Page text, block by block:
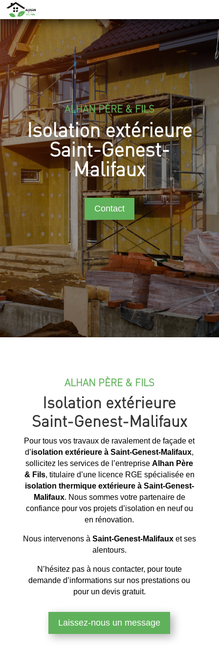
ALHAN PÈRE & FILS
Isolation extérieure
Saint-Genest-
Malifaux
Contact
ALHAN PÈRE & FILS
Isolation extérieure
Saint-Genest-Malifaux
Pour tous vos travaux de ravalement de façade et
d’isolation extérieure à Saint-Genest-Malifaux,
sollicitez les services de l’entrepriseAlhan Père
& Fils, titulaire d’une licence RGE spécialisée en
isolation thermique extérieure à Saint-Genest-
Malifaux. Nous sommes votre partenaire de
confiance pour vos projets d’isolation en neuf ou
en rénovation.
Nous intervenons à Saint-Genest-Malifauxet ses
alentours.
N’hésitez pas à nous contacter, pour toute
demande d’informations sur nos prestations ou
pour un devis gratuit.
Laissez-nous un message